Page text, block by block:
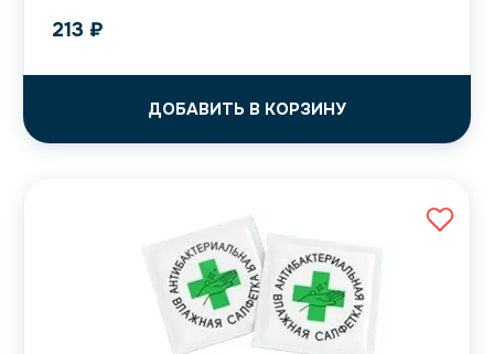
213 ₽
ДОБАВИТЬ В КОРЗИНУ